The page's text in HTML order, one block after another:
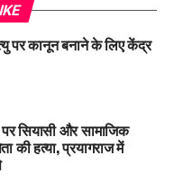
पर कानून बनाने के लिए केंद्र
सियासी और सामाजिक
की हत्या, प्रयागराज में